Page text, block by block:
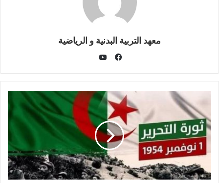
معهد التربية البدنية و الرياضية